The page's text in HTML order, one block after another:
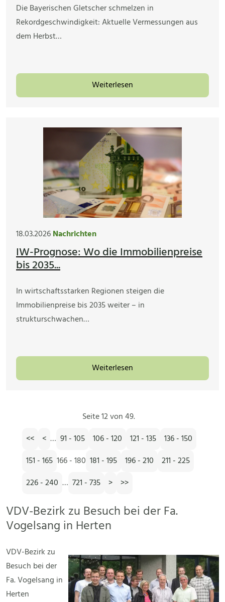
Die Bayerischen Gletscher schmelzen in
Rekordgeschwindigkeit: Aktuelle Vermessungen aus
dem Herbst…
Weiterlesen
18.03.2026Nachrichten
IW-Prognose: Wo die Immobilienpreise
bis 2035...
In wirtschaftsstarken Regionen steigen die
Immobilienpreise bis 2035 weiter – in
strukturschwachen…
Weiterlesen
Seite 12 von 49.
<<
< … 91 - 105 106 - 120 121 - 135
136 - 150
151 - 165 166 - 180 181 - 195 196 - 210
211 - 225
226 - 240 … 721 - 735 > >>
VDV-Bezirk zu Besuch bei der Fa.
Vogelsang in Herten
VDV-Bezirk zu
Besuch bei der
Fa. Vogelsang in
Herten